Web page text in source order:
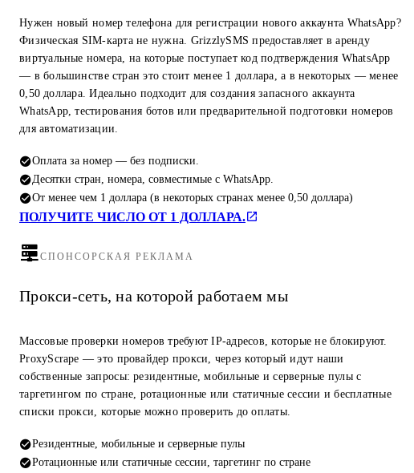
Нужен новый номер телефона для регистрации нового аккаунта WhatsApp?
Физическая SIM-карта не нужна. GrizzlySMS предоставляет в аренду
виртуальные номера, на которые поступает код подтверждения WhatsApp
— в большинстве стран это стоит менее 1 доллара, а в некоторых — менее
0,50 доллара. Идеально подходит для создания запасного аккаунта
WhatsApp, тестирования ботов или предварительной подготовки номеров
для автоматизации.
Оплата за номер — без подписки.
Десятки стран, номера, совместимые с WhatsApp.
От менее чем 1 доллара (в некоторых странах менее 0,50 доллара)
ПОЛУЧИТЕ ЧИСЛО ОТ 1 ДОЛЛАРА.
СПОНСОРСКАЯ РЕКЛАМА
Прокси-сеть, на которой работаем мы
Массовые проверки номеров требуют IP-адресов, которые не блокируют.
ProxyScrape — это провайдер прокси, через который идут наши
собственные запросы: резидентные, мобильные и серверные пулы с
таргетингом по стране, ротационные или статичные сессии и бесплатные
списки прокси, которые можно проверить до оплаты.
Резидентные, мобильные и серверные пулы
Ротационные или статичные сессии, таргетинг по стране